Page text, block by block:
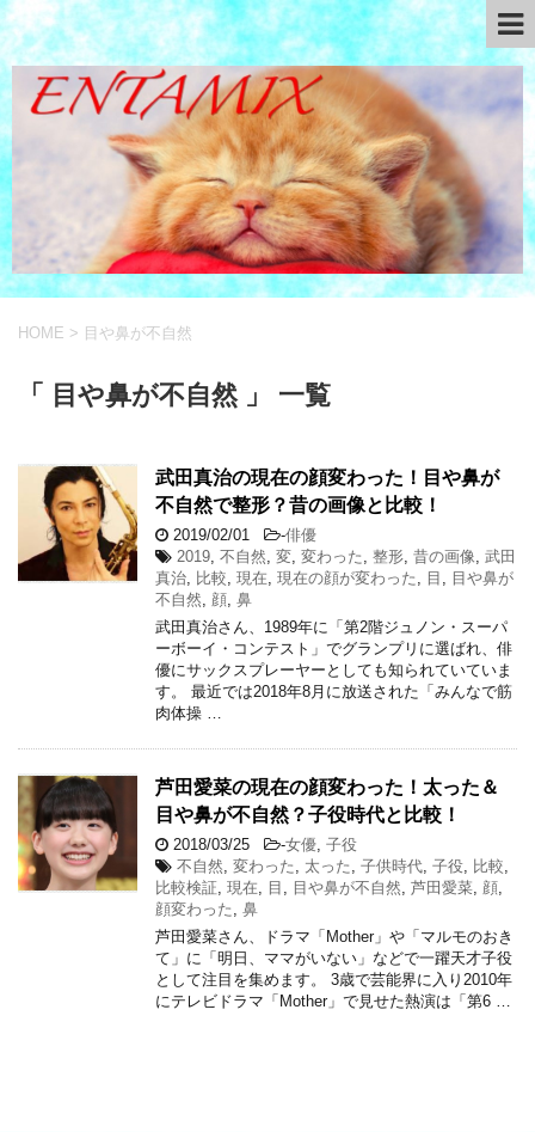
HOME > 目や鼻が不自然
「 目や鼻が不自然 」 一覧
武田真治の現在の顔変わった！目や鼻が
不自然で整形？昔の画像と比較！
2019/02/01 -俳優
2019 不自然 変 変わった 整形 昔の画像 武田
真治
比較 現在 現在の顔が変わった 目
目や鼻が
不自然
顔 鼻
武田真治さん、1989年に「第2階ジュノン・スーパ
ーボーイ・コンテスト」でグランプリに選ばれ、俳
優にサックスプレーヤーとしても知られていていま
す。 最近では2018年8月に放送された「みんなで筋
肉体操 …
芦田愛菜の現在の顔変わった！太った＆
目や鼻が不自然？子役時代と比較！
2018/03/25 -女優 子役
不自然 変わった 太った 子供時代 子役 比較
比較検証 現在 目 目や鼻が不自然 芦田愛菜 顔
顔変わった 鼻
芦田愛菜さん、ドラマ「Mother」や「マルモのおき
て」に「明日、ママがいない」などで一躍天才子役
として注目を集めます。 3歳で芸能界に入り2010年
にテレビドラマ「Mother」で見せた熱演は「第6 …